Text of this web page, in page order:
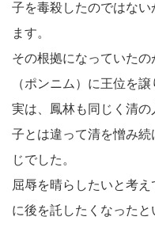
子を毒殺したのではな
ます。
その根拠になっていた
（ポンニム）に王位を
実は、鳳林も同じく清
子とは違って清を憎み
じでした。
屈辱を晴らしたいと考
に後を託したくなった